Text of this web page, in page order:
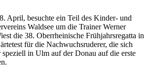
April, besuchte ein Teil des Kinder- und
Waldsee um die Trainer Werner
die 38. Oberrheinische Frühjahrsregatta in
für die Nachwuchsruderer, die sich
speziell in Ulm auf der Donau auf die erste